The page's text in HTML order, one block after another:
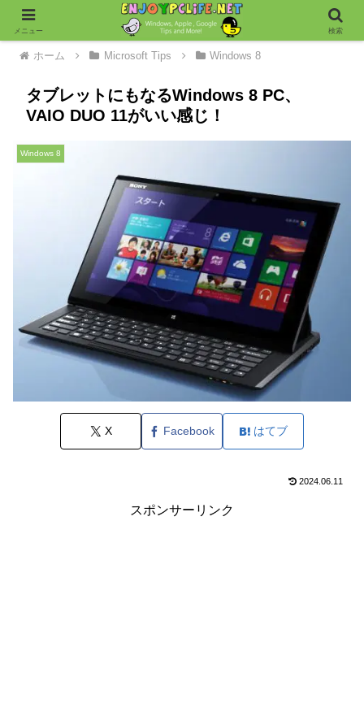
ホーム Microsoft Tips Windows 8
タブレットにもなるWindows 8 PC、
VAIO DUO 11がいい感じ！
Windows 8
X Facebook はてブ
2024.06.11
スポンサーリンク
メニュー 検索